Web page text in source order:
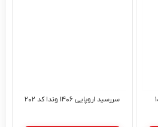
سررسید اروپایی ۱۴۰۶ وندا کد ۲۰۲